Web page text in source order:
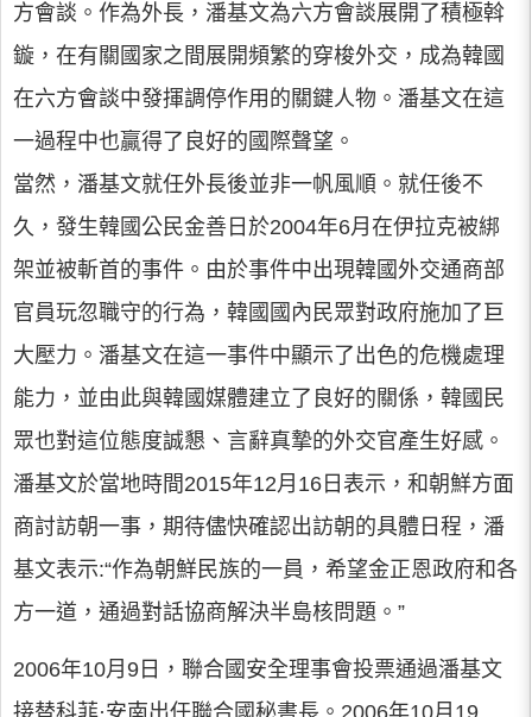
方會談。作為外長，潘基文為六方會談展開了積極斡
鏇，在有關國家之間展開頻繁的穿梭外交，成為韓國
在六方會談中發揮調停作用的關鍵人物。潘基文在這
一過程中也贏得了良好的國際聲望。
當然，潘基文就任外長後並非一帆風順。就任後不
久，發生韓國公民金善日於2004年6月在伊拉克被綁
架並被斬首的事件。由於事件中出現韓國外交通商部
官員玩忽職守的行為，韓國國內民眾對政府施加了巨
大壓力。潘基文在這一事件中顯示了出色的危機處理
能力，並由此與韓國媒體建立了良好的關係，韓國民
眾也對這位態度誠懇、言辭真摯的外交官產生好感。
潘基文於當地時間2015年12月16日表示，和朝鮮方面
商討訪朝一事，期待儘快確認出訪朝的具體日程，潘
基文表示:“作為朝鮮民族的一員，希望金正恩政府和各
方一道，通過對話協商解決半島核問題。”
2006年10月9日，聯合國安全理事會投票通過潘基文
接替科菲·安南出任聯合國秘書長。2006年10月19